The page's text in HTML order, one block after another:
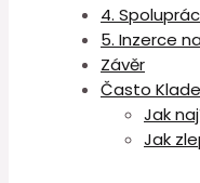
4.
5. Inzerce
Závěr
Často
Jak
Jak